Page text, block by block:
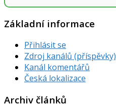
Základní informace
Přihlásit se
Zdroj kanálů (příspěvky)
Kanál komentářů
Česká lokalizace
Archiv článků